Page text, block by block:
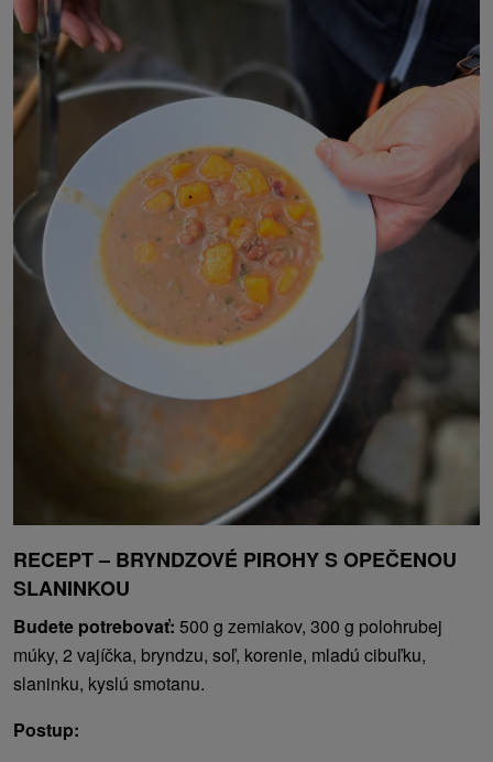
RECEPT – BRYNDZOVÉ PIROHY S OPEČENOU
SLANINKOU
Budete potrebovať: 500 g zemiakov, 300 g polohrubej
múky, 2 vajíčka, bryndzu, soľ, korenie, mladú cibuľku,
slaninku, kyslú smotanu.
Postup: